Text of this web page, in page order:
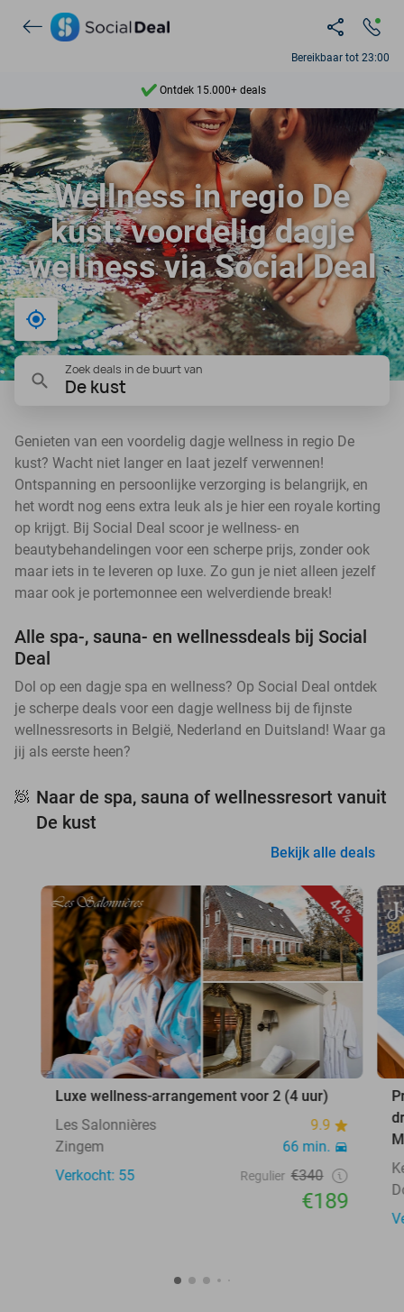
Bereikbaar tot 23:00
Ontdek 15.000+ deals
7 dagen per week beschikbaar
10+ miljoen leden
9,4
Ontdek 15.000+ deals
Wellness in regio De
kust: voordelig dagje
wellness via Social Deal
Bij mij in de buurt
Zoek deals in de buurt van
De kust
Genieten van een voordelig dagje wellness in regio De
kust? Wacht niet langer en laat jezelf verwennen!
Ontspanning en persoonlijke verzorging is belangrijk, en
het wordt nog eens extra leuk als je hier een royale korting
op krijgt. Bij Social Deal scoor je wellness- en
beautybehandelingen voor een scherpe prijs, zonder ook
maar iets in te leveren op luxe. Zo gun je niet alleen jezelf
maar ook je portemonnee een welverdiende break!
Alle spa-, sauna- en wellnessdeals bij Social
Deal
Dol op een dagje spa en wellness? Op Social Deal ontdek
je scherpe deals voor een dagje wellness bij de fijnste
wellnessresorts in België, Nederland en Duitsland! Waar ga
jij als eerste heen?
🧖 Naar de spa, sauna of wellnessresort vanuit
De kust
Bekijk alle deals
44%
Luxe wellness-arrangement voor 2 (4 uur)
Les Salonnières
9.9
Zingem
66 min.
Verkocht: 55
Regulier €340
€189